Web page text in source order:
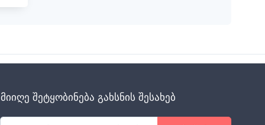
მიიღე შეტყობინება გახსნის შესახებ